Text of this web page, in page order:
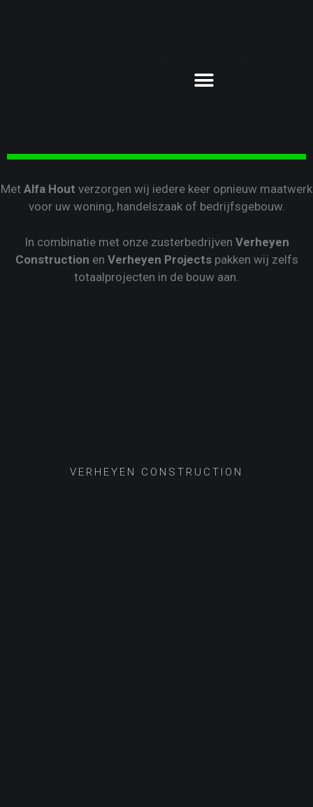
Met Alfa Hout verzorgen wij iedere keer opnieuw maatwerk
voor uw woning, handelszaak of bedrijfsgebouw.
In combinatie met onze zusterbedrijven Verheyen
Construction en Verheyen Projectspakken wij zelfs
totaalprojecten in de bouw aan.
VERHEYEN CONSTRUCTION